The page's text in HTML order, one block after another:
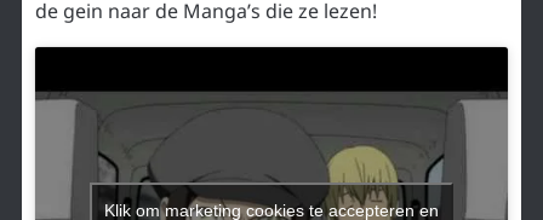
de gein naar de Manga’s die ze lezen!
Klik om marketing cookies te accepteren en